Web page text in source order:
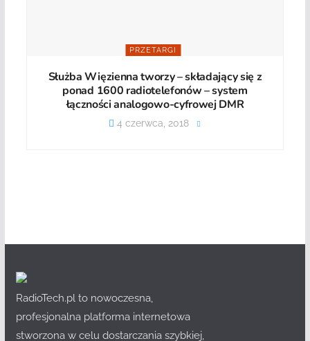
PRZETARGI
Służba Więzienna tworzy – składający się z
ponad 1600 radiotelefonów – system
łączności analogowo-cyfrowej DMR
4 czerwca, 2018
RadioTech.pl to nowoczesna,
profesjonalna platforma internetowa
stworzona w celu dostarczania szybkiej,